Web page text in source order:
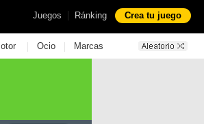
Juegos | Ránking Crea tu juego
| Ocio | Marcas